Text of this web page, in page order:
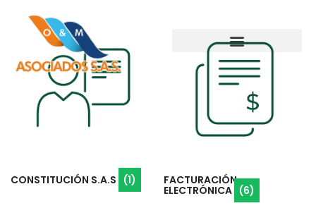
CONSTITUCIÓN S.A.S (1) FACTURACIÓN
ELECTRÓNICA (6)